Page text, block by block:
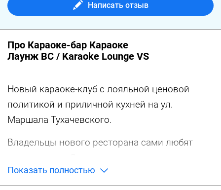
Написать отзыв
Про Караоке-бар Караоке
Лаунж ВС / Karaoke Lounge VS
Новый караоке-клуб с лояльной ценовой
политикой и приличной кухней на ул.
Маршала Тухачевского.
Владельцы нового ресторана сами любят
Москве мало достойных заведений, где
Показать полностью